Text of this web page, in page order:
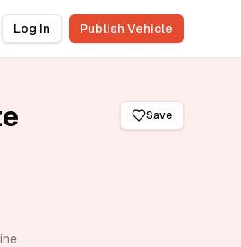
Log In Publish Vehicle
Save